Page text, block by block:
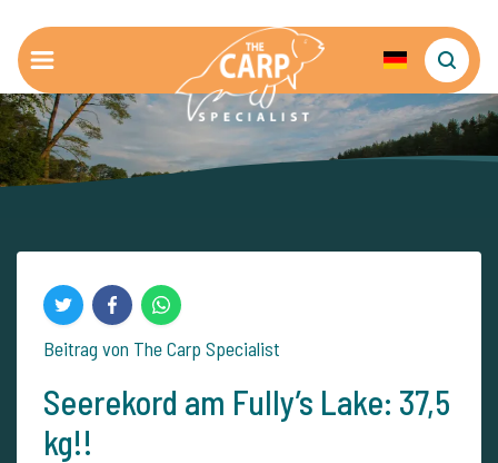
Beitrag von The Carp Specialist
Seerekord am Fully’s Lake: 37,5
kg!!